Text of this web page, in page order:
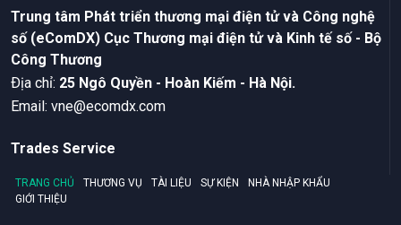
Trung tâm Phát triển thương mại điện tử và Công nghệ
số (eComDX) Cục Thương mại điện tử và Kinh tế số - Bộ
Công Thương
Ðịa chỉ: 25 Ngô Quyền - Hoàn Kiếm - Hà Nội.
Email: vne@ecomdx.com
Trades Service
TRANG CHỦ THƯƠNG VỤ TÀI LIỆU SỰ KIỆN
NHÀ NHẬP KHẨU
GIỚI THIỆU